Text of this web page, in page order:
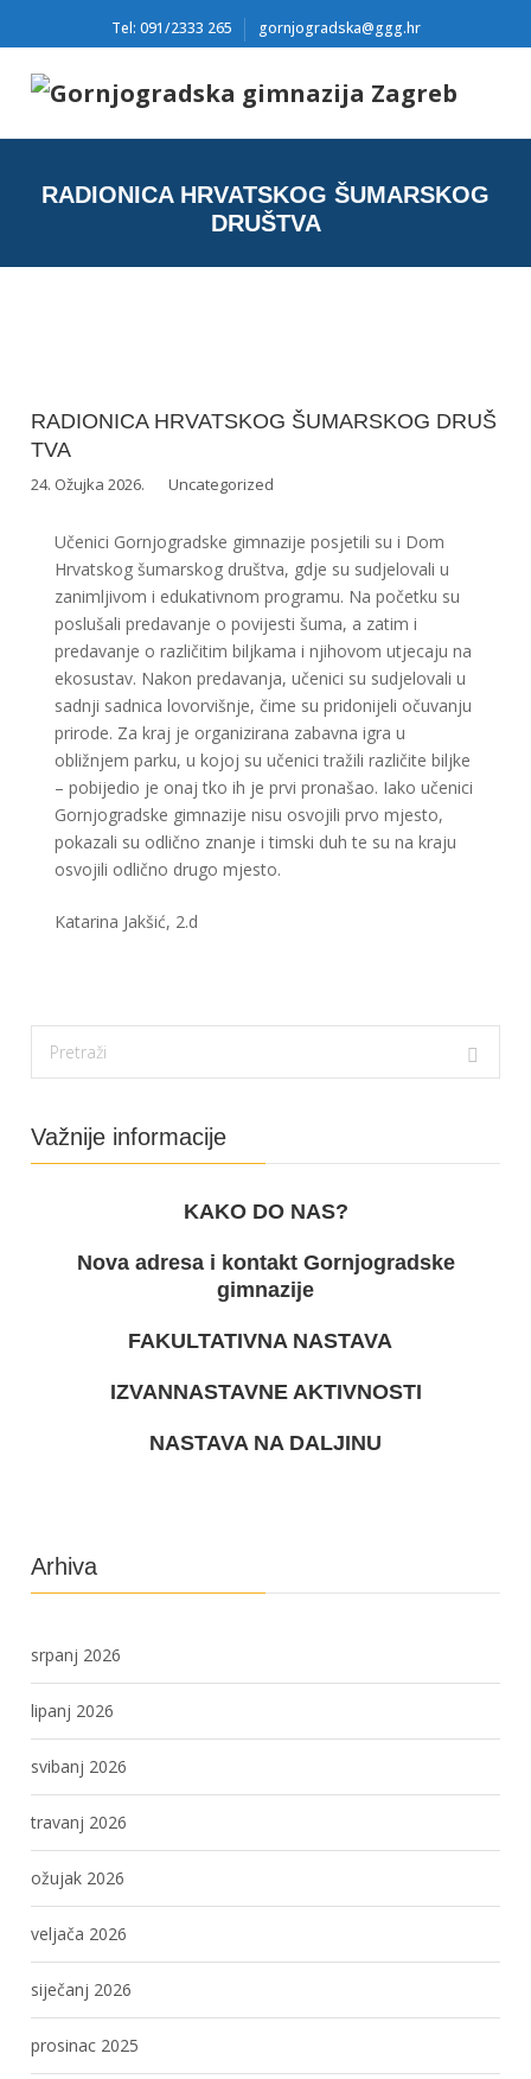
Tel: 091/2333 265 gornjogradska@ggg.hr
RADIONICA HRVATSKOG ŠUMARSKOG
DRUŠTVA
RADIONICA HRVATSKOG ŠUMARSKOG DRUŠ
TVA
24. Ožujka 2026. Uncategorized
Učenici Gornjogradske gimnazije posjetili su i Dom
Hrvatskog šumarskog društva, gdje su sudjelovali u
zanimljivom i edukativnom programu. Na početku su
poslušali predavanje o povijesti šuma, a zatim i
predavanje o različitim biljkama i njihovom utjecaju na
ekosustav. Nakon predavanja, učenici su sudjelovali u
sadnji sadnica lovorvišnje, čime su pridonijeli očuvanju
prirode. Za kraj je organizirana zabavna igra u
obližnjem parku, u kojoj su učenici tražili različite biljke
– pobijedio je onaj tko ih je prvi pronašao. Iako učenici
Gornjogradske gimnazije nisu osvojili prvo mjesto,
pokazali su odlično znanje i timski duh te su na kraju
osvojili odlično drugo mjesto.
Katarina Jakšić, 2.d
Važnije informacije
KAKO DO NAS?
Nova adresa i kontakt Gornjogradske
gimnazije
FAKULTATIVNA NASTAVA
IZVANNASTAVNE AKTIVNOSTI
NASTAVA NA DALJINU
Arhiva
srpanj 2026
lipanj 2026
svibanj 2026
travanj 2026
ožujak 2026
veljača 2026
siječanj 2026
prosinac 2025